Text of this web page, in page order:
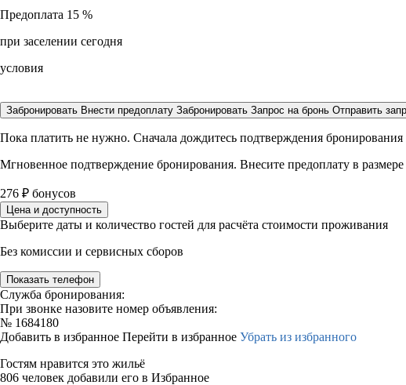
Предоплата 15 %
при заселении сегодня
условия
Забронировать Внести предоплату Забронировать Запрос на бронь Отправить
Пока платить не нужно. Сначала дождитесь подтверждения бронирования
Мгновенное подтверждение бронирования. Внесите предоплату в размере
276 ₽ бонусов
Цена и доступность
Выберите даты и количество гостей для расчёта стоимости проживания
Без комиссии и сервисных сборов
Показать телефон
Служба бронирования:
При звонке назовите номер объявления:
№ 1684180
Добавить в избранное Перейти в избранное Убрать из избранного
Гостям нравится это жильё
806 человек добавили его в Избранное